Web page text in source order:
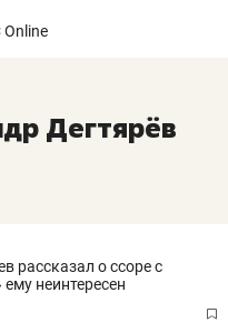
Дегтярёв